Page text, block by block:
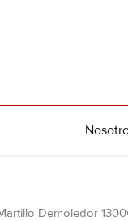
Demoledor